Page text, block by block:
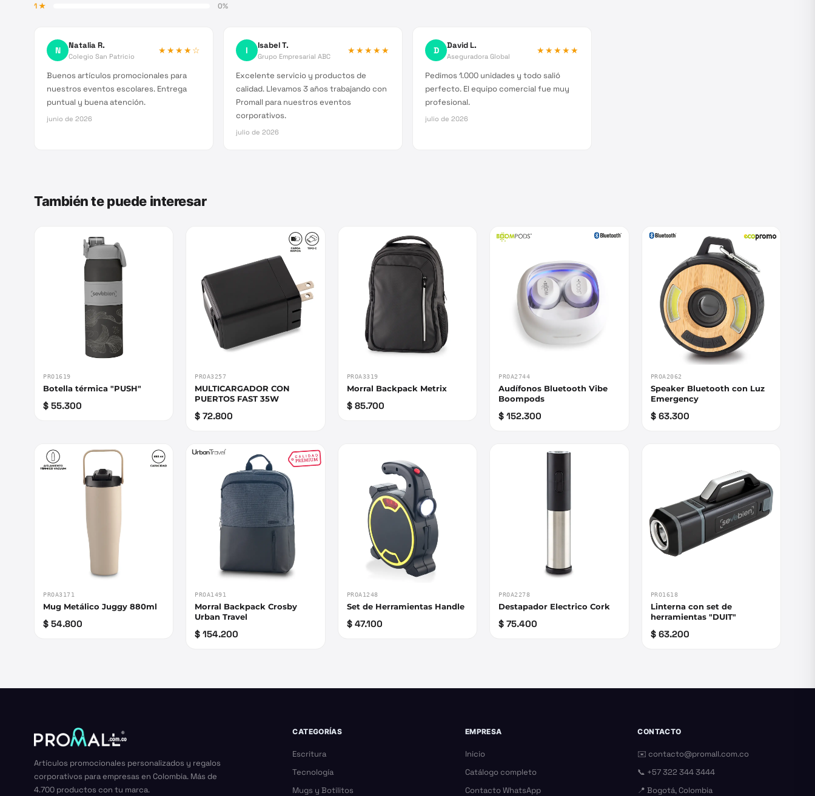
1★ 0%
N Natalia R.
Colegio San Patricio
★★★★☆
Buenos artículos promocionales para
nuestros eventos escolares. Entrega
puntual y buena atención.
junio de 2026
I Isabel T.
Grupo Empresarial ABC
★★★★★
Excelente servicio y productos de
calidad. Llevamos 3 años trabajando con
Promall para nuestros eventos
corporativos.
julio de 2026
D David L.
Aseguradora Global
★★★★★
Pedimos 1.000 unidades y todo salió
perfecto. El equipo comercial fue muy
profesional.
julio de 2026
También te puede interesar
PRO1619
Botella térmica "PUSH"
$ 55.300
PROA3257
MULTICARGADOR CON
PUERTOS FAST 35W
$ 72.800
PROA3319
Morral Backpack Metrix
$ 85.700
PROA2744
Audífonos Bluetooth Vibe
Boompods
$ 152.300
PROA2062
Speaker Bluetooth con Luz
Emergency
$ 63.300
PROA3171
Mug Metálico Juggy 880ml
$ 54.800
PROA1491
Morral Backpack Crosby
Urban Travel
$ 154.200
PROA1248
Set de Herramientas Handle
$ 47.100
PROA2278
Destapador Electrico Cork
$ 75.400
PRO1618
Linterna con set de
herramientas "DUIT"
$ 63.200
Artículos promocionales personalizados y regalos
corporativos para empresas en Colombia. Más de
4.700 productos con tu marca.
CATEGORÍAS
Escritura
Tecnología
Mugs y Botilitos
EMPRESA
Inicio
Catálogo completo
Contacto WhatsApp
CONTACTO
✉️contacto@promall.com.co
📞 +57 322 344 3444
📍 Bogotá, Colombia